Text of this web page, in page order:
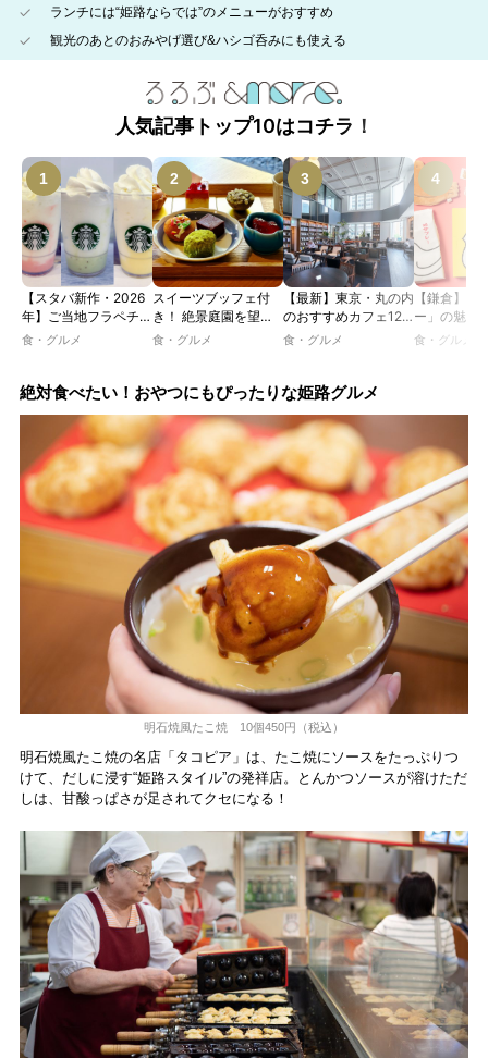
ランチには“姫路ならでは”のメニューがおすすめ
観光のあとのおみやげ選び&ハシゴ呑みにも使える
人気記事トップ10はコチラ！
【スタバ新作・2026
年】ご当地フラペチー
ノが新登場！ 地域と
JIMOTO
森・群馬・沖縄で始
動。6種類を飲んで実
食レポート
食・グルメ
スイーツブッフェ付
き！ 絶景庭園を望む
ホテルレストランで味
ツトレンドVol.105】
食・グルメ
【最新】東京・丸の内
のおすすめカフェ12
選｜ひとりでゆったり
るカフェ、優雅なホテ
食・グルメ
【鎌倉】「
ー」の魅力
説！ 定番商
食・グルメ
絶対食べたい！おやつにもぴったりな姫路グルメ
明石焼風たこ焼 10個450円（税込）
明石焼風たこ焼の名店「タコピア」は、たこ焼にソースをたっぷりつ
けて、だしに浸す“姫路スタイル”の発祥店。とんかつソースが溶けただ
しは、甘酸っぱさが足されてクセになる！